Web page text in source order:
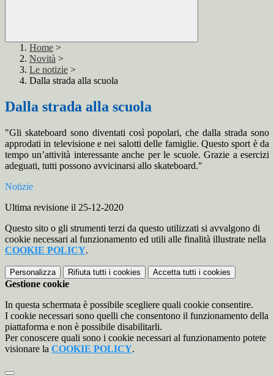
Home >
Novità >
Le notizie >
Dalla strada alla scuola
Dalla strada alla scuola
"Gli skateboard sono diventati così popolari, che dalla strada sono
approdati in televisione e nei salotti delle famiglie. Questo sport è da
tempo un’attività interessante anche per le scuole. Grazie a esercizi
adeguati, tutti possono avvicinarsi allo skateboard."
Notizie
Ultima revisione il 25-12-2020
Questo sito o gli strumenti terzi da questo utilizzati si avvalgono di
cookie necessari al funzionamento ed utili alle finalità illustrate nella
COOKIE POLICY.
Personalizza Rifiuta tutti i cookies Accetta tutti i cookies
Gestione cookie
In questa schermata è possibile scegliere quali cookie consentire.
I cookie necessari sono quelli che consentono il funzionamento della
piattaforma e non è possibile disabilitarli.
Per conoscere quali sono i cookie necessari al funzionamento potete
visionare la COOKIE POLICY.